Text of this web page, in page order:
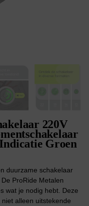
220V
Groen
duurzame schakelaar
ProRide Metalen
wat je nodig hebt. Deze
alleen uitstekende